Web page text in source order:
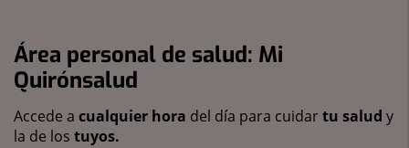
Área personal de salud: Mi
Quirónsalud
Accede a cualquier hora del día para cuidartu salud y
la de los tuyos.